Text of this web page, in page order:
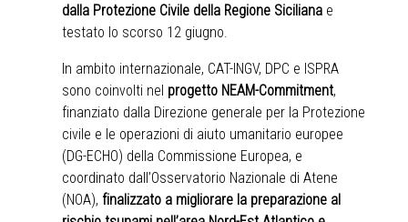
dalla Protezione Civile della Regione Siciliana e
testato lo scorso 12 giugno.
In ambito internazionale, CAT-INGV, DPC e ISPRA
sono coinvolti nel progetto NEAM-Commitment,
finanziato dalla Direzione generale per la Protezione
civile e le operazioni di aiuto umanitario europee
(DG-ECHO) della Commissione Europea, e
coordinato dall’Osservatorio Nazionale di Atene
(NOA), finalizzato a migliorare la preparazione al